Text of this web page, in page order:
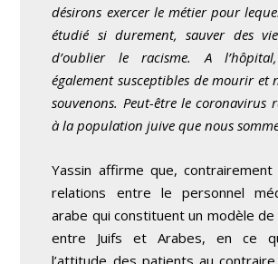
désirons exercer le métier pour
étudié si durement, sauver des
d’oublier le racisme. A
également susceptibles de mourir et
souvenons. Peut-être le coronavirus
à la population juive que nous
Yassin affirme que, contrairement
relations entre le personnel
arabe qui constituent un modèle
entre Juifs et Arabes, en ce